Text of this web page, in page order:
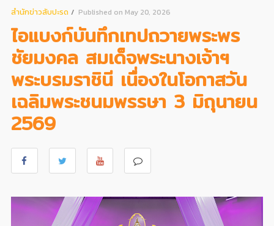
สํานักข่าวสับปะรด
Published on May 20, 2026
ไอแบงก์บันทึกเทปถวายพระพร
ชัยมงคล สมเด็จพระนางเจ้าฯ
พระบรมราชินี เนื่องในโอกาสวัน
เฉลิมพระชนมพรรษา 3 มิถุนายน
2569